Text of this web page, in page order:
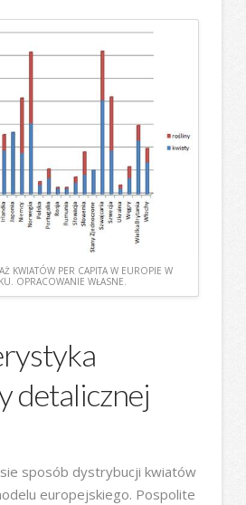
KWIATÓW PER CAPITA W EUROPIE W
OPRACOWANIE WŁASNE.
detalicznej
sposób dystrybucji kwiatów
europejskiego. Pospolite